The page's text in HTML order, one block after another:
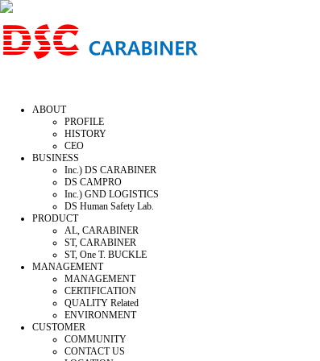
ABOUT
PROFILE
HISTORY
CEO
BUSINESS
Inc.) DS CARABINER
DS CAMPRO
Inc.) GND LOGISTICS
DS Human Safety Lab.
PRODUCT
AL, CARABINER
ST, CARABINER
ST, One T. BUCKLE
MANAGEMENT
MANAGEMENT
CERTIFICATION
QUALITY Related
ENVIRONMENT
CUSTOMER
COMMUNITY
CONTACT US